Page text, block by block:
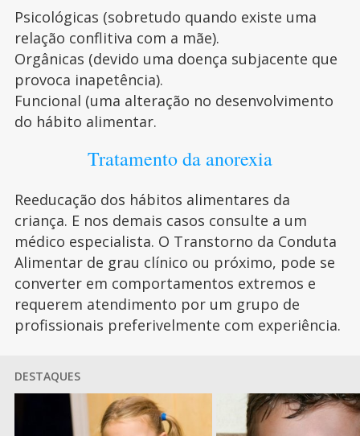
Psicológicas (sobretudo quando existe uma
relação conflitiva com a mãe).
Orgânicas (devido uma doença subjacente que
provoca inapetência).
Funcional (uma alteração no desenvolvimento
do hábito alimentar.
Tratamento da anorexia
Reeducação dos hábitos alimentares da
criança. E nos demais casos consulte a um
médico especialista. O Transtorno da Conduta
Alimentar de grau clínico ou próximo, pode se
converter em comportamentos extremos e
requerem atendimento por um grupo de
profissionais preferivelmente com experiência.
DESTAQUES